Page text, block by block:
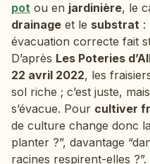
pot ou en jardinière, le
drainage et le substrat :
évacuation correcte fait
D’après Les Poteries
22 avril 2022, les
sol riche ; c’est juste,
s’évacue. Pour cultiver
de culture change donc
planter ?”, davantage
racines respirent-elles ?”.